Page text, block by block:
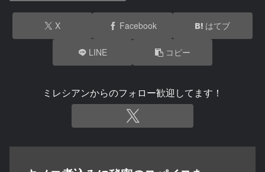
X Facebook はてブ
LINE コピー
ミレシアンからのフォロー歓迎してます！